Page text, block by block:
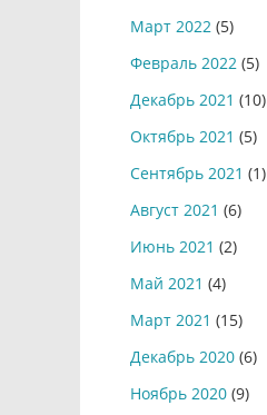
Март 2022 (5)
Февраль 2022 (5)
Декабрь 2021 (10)
Октябрь 2021 (5)
Сентябрь 2021 (1)
Август 2021 (6)
Июнь 2021 (2)
Май 2021 (4)
Март 2021 (15)
Декабрь 2020 (6)
Ноябрь 2020 (9)